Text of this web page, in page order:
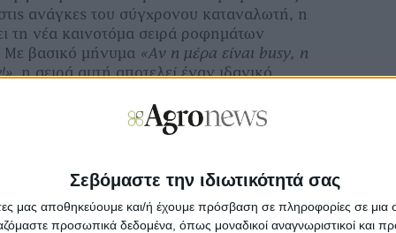
Σεβόμαστε την ιδιωτικότητά σας
μας αποθηκεύουμε και/ή έχουμε πρόσβαση σε πληροφορίες σε
προσωπικά δεδομένα, όπως μοναδικοί αναγνωριστικοί και
ανάγκες του σύγχρονου καταναλωτή, η
νέα καινοτόμα σειρά ροφημάτων
Με βασικό μήνυμα «Αν η μέρα είναι busy, η
, η σειρά αυτή αποτελεί έναν ιδανικό
κάθε στιγμή της ημέρας.
προσφέρονται σε τρεις απολαυστικές
των 500ml, ιδανικές για κατανάλωση εν
ισοδυναμεί με ένα πλήρες γεύμα και